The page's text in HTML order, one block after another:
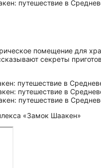
помещение для
секреты
«Замок Шаакен»